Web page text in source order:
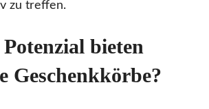
zu treffen.
Potenzial bieten
Geschenkkörbe?